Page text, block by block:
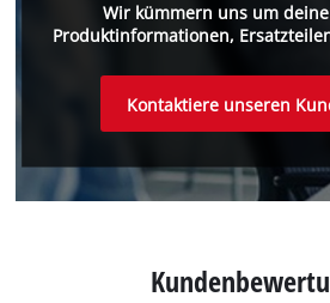
Wir kümmern uns um
Produktinformationen,
Kontaktiere unseren